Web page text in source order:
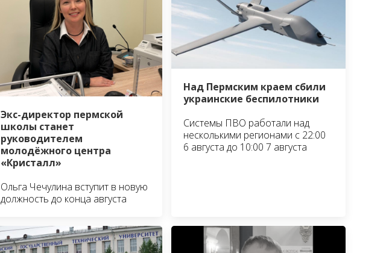
Экс-директор пермской
школы станет
руководителем
молодёжного центра
«Кристалл»
Ольга Чечулина вступит в новую
должность до конца августа
Над Пермским краем сбили
украинские беспилотники
Системы ПВО работали над
несколькими регионами с 22:00
6 августа до 10:00 7 августа